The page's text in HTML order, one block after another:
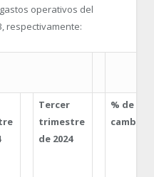
operativos del
respectivamente:
Tercer
trimestre
de 2024
% de
cambio